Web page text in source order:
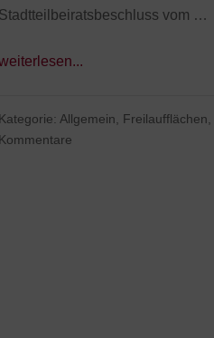
Stadtteilbeiratsbeschluss vom …
Kategorie: Allgemein Freilaufflächen
Kommentare